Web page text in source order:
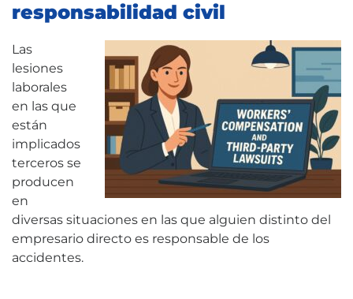
responsabilidad civil
Las
lesiones
laborales
en las que
están
implicados
terceros se
producen
en
diversas situaciones en las que alguien distinto del
empresario directo es responsable de los
accidentes.